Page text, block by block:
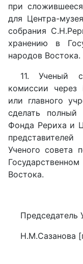
при
для Центра-
собрания
хранению в
народов Востока.
11. Ученый
комиссии через
или главного
сделать полный
Фонда Рериха и
Ученого совета
Востока.
Председатель
Н.М.Сазанова [